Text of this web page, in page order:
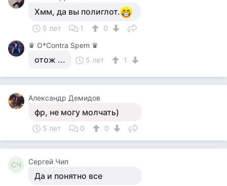
Хмм, да вы полиглот.
5 лет 1
0
♛ О*Contra Spem ♛
отож ... 5 лет 1
Александр Демидов
фр, не могу молчать)
5 лет 0 0
СЧ Сергей Чип
Да и понятно все